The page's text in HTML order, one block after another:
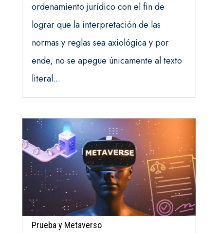
ordenamiento jurídico con el fin de
lograr que la interpretación de las
normas y reglas sea axiológica y por
ende, no se apegue únicamente al texto
literal...
Prueba y Metaverso